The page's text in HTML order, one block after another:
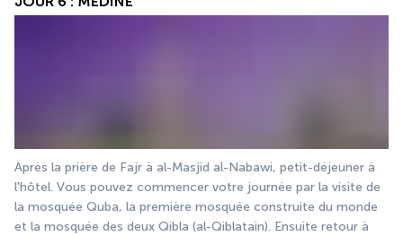
Après la prière de Fajr à al-Masjid al-Nabawi, petit-déjeuner à
l'hôtel. Vous pouvez commencer votre journée par la visite de
la mosquée Quba, la première mosquée construite du monde
et la mosquée des deux Qibla (al-Qiblatain). Ensuite retour à